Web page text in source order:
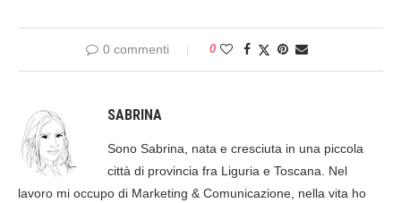
0 commenti 0
SABRINA
Sono Sabrina, nata e cresciuta in una piccola
città di provincia fra Liguria e Toscana. Nel
lavoro mi occupo di Marketing & Comunicazione, nella vita ho